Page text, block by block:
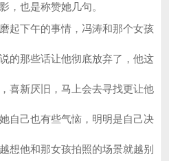
，也是称赞她几句。
下午的事情，冯涛和那个女孩
的那些话让他彻底放弃了，他这
喜新厌旧，马上会去寻找更让他
自己也有些气恼，明明是自己决
想他和那女孩拍照的场景就越别